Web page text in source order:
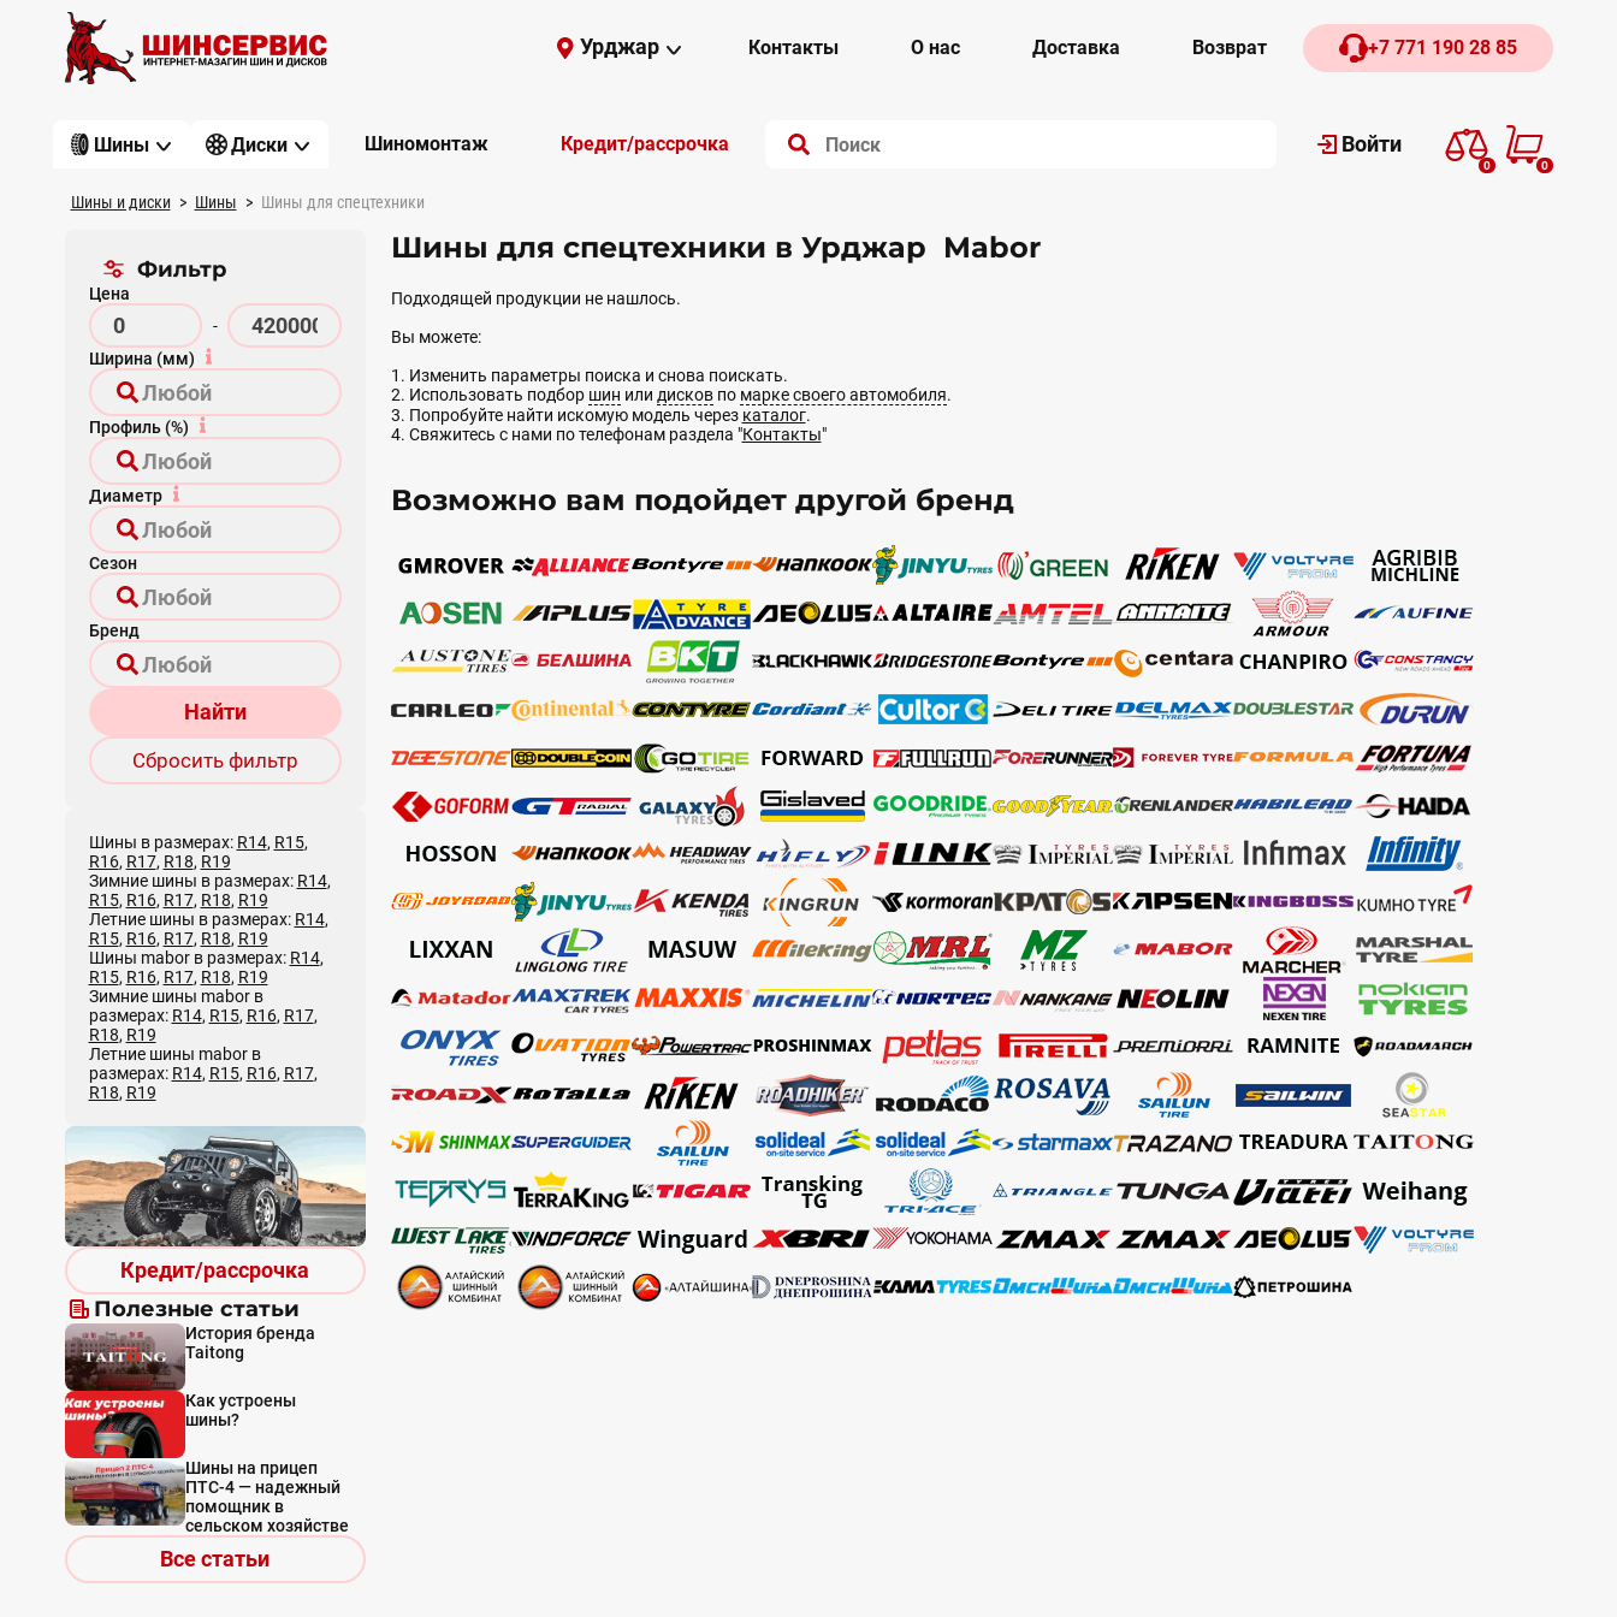
Урджар Контакты О нас Доставка Возврат +7 771 190 28 85
Шины Диски Шиномонтаж Кредит/рассрочка Войти
0 0
Шины и диски Шины Шины для спецтехники
Фильтр
Цена
-
Ширина (мм)
Профиль (%)
Диаметр
Сезон
Бренд
Найти
Сбросить фильтр
Шины в размерах: R14, R15,
R16, R17, R18, R19
Зимние шины в размерах: R14,
R15, R16, R17, R18, R19
Летние шины в размерах: R14,
R15, R16, R17, R18, R19
Шины mabor в размерах: R14,
R15, R16, R17, R18, R19
Зимние шины mabor в
размерах: R14, R15, R16, R17,
R18, R19
Летние шины mabor в
размерах: R14, R15, R16, R17,
R18, R19
Кредит/рассрочка
Полезные статьи
История бренда
Taitong
Как устроены
шины?
Шины на прицеп
ПТС-4 — надежный
помощник в
сельском хозяйстве
Все статьи
Шины для спецтехники в Урджар Mabor
Подходящей продукции не нашлось.
Вы можете:
1. Изменить параметры поиска и снова поискать.
2. Использовать подбор шин или дисковпо марке своего автомобиля.
3. Попробуйте найти искомую модель через каталог.
4. Свяжитесь с нами по телефонам раздела "Контакты"
Возможно вам подойдет другой бренд